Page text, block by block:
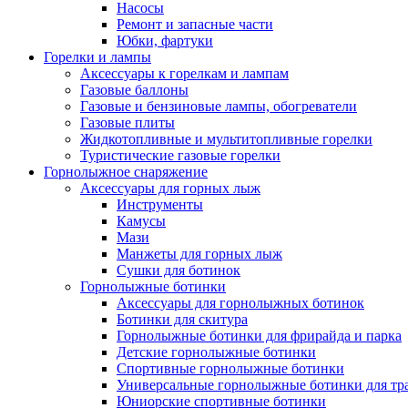
Насосы
Ремонт и запасные части
Юбки, фартуки
Горелки и лампы
Аксессуары к горелкам и лампам
Газовые баллоны
Газовые и бензиновые лампы, обогреватели
Газовые плиты
Жидкотопливные и мультитопливные горелки
Туристические газовые горелки
Горнолыжное снаряжение
Аксессуары для горных лыж
Инструменты
Камусы
Мази
Манжеты для горных лыж
Сушки для ботинок
Горнолыжные ботинки
Аксессуары для горнолыжных ботинок
Ботинки для скитура
Горнолыжные ботинки для фрирайда и парка
Детские горнолыжные ботинки
Спортивные горнолыжные ботинки
Универсальные горнолыжные ботинки для
Юниорские спортивные ботинки